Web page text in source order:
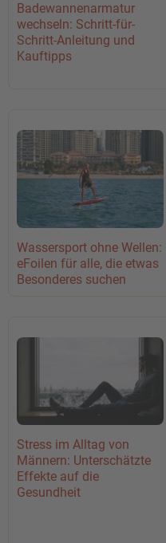
Badewannenarmatur
wechseln: Schritt-für-
Schritt-Anleitung und
Kauftipps
Wassersport ohne Wellen:
eFoilen für alle, die etwas
Besonderes suchen
Stress im Alltag von
Männern: Unterschätzte
Effekte auf die
Gesundheit